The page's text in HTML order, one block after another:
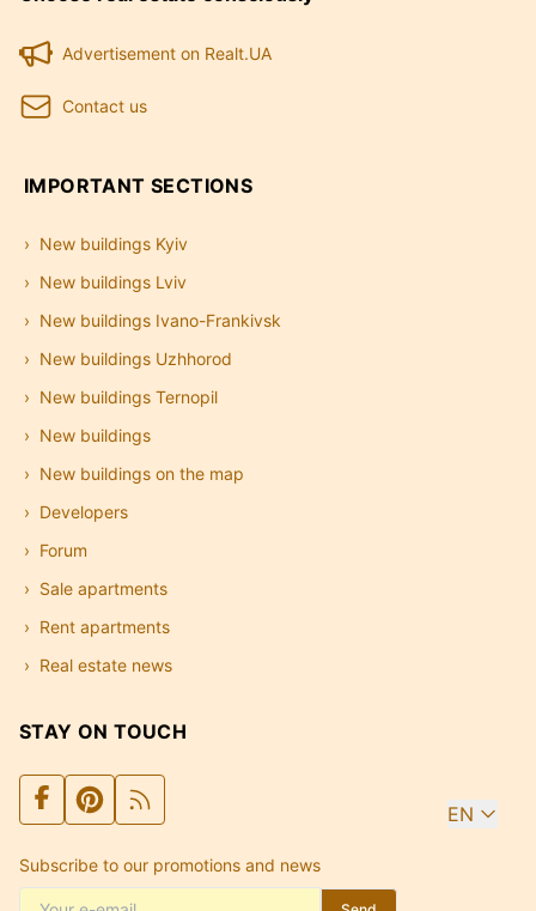
Advertisement on Realt.UA
Contact us
IMPORTANT SECTIONS
New buildings Kyiv
New buildings Lviv
New buildings Ivano-Frankivsk
New buildings Uzhhorod
New buildings Ternopil
New buildings
New buildings on the map
Developers
Forum
Sale apartments
Rent apartments
Real estate news
STAY ON TOUCH
EN
Subscribe to our promotions and news